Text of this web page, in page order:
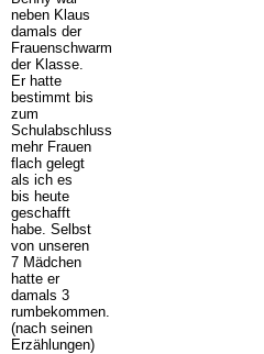
neben Klaus
damals der
Frauenschwarm
der Klasse.
Er hatte
bestimmt bis
zum
Schulabschluss
mehr Frauen
flach gelegt
als ich es
bis heute
geschafft
habe. Selbst
von unseren
7 Mädchen
hatte er
damals 3
rumbekommen.
(nach seinen
Erzählungen)